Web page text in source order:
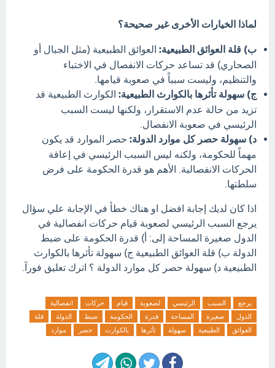
لماذا الخيارات الأخرى غير صحيحة؟
ب) قلة العوائق الطبيعية: العوائق الطبيعية (مثل الجبال أو
الصحاري) قد تساعد حركات الانفصال في الاختباء
والتنظيم، وليست سبباً في صعوبة قيامها.
ج) سهولة تأثرها بالكوارث الطبيعية: الكوارث الطبيعية قد
تزيد من حالة عدم الاستقرار، ولكنها ليست السبب
الرئيسي في صعوبة الانفصال.
د) سهولة حصر كل موارد الدولة: حصر الموارد قد يكون
مهماً للحكومة، ولكنه ليس السبب الرئيسي في إعاقة
الحركات الانفصالية. الأهم هو قدرة الحكومة على فرض
سلطتها.
اذا كان لديك إجابة افضل او هناك خطأ في الإجابة علي سؤال
يرجع السبب الرئيسي لصعوبة قيام حركات انفصالية في
الدول صغيرة المساحة إلى: أ) قدرة الحكومة على ضبط
الدولة ب) قلة العوائق الطبيعية ج) سهولة تأثرها بالكوارث
الطبيعية د) سهولة حصر كل موارد الدولة ؟ اترك تعليق فورآ.
يرجع السبب الرئيسي لصعوبة قيام حركات
انفصالية
الدول
صغيرة المساحة قدرة الحكومة ضبط الدولة
قلة
العوائق
الطبيعية سهولة تأثرها بالكوارث حصر موارد